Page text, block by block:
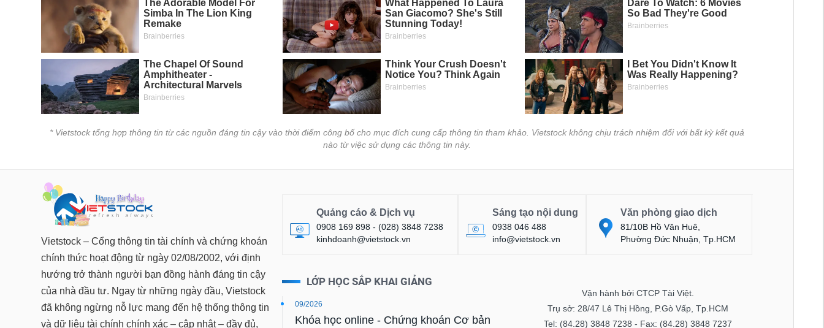
* Vietstock tổng hợp thông tin từ các nguồn đáng tin cậy vào thời điểm công bố cho mục đích cung cấp thông tin tham khảo. Vietstock không chịu trách nhiệm đối với bất kỳ kết quả
nào từ việc sử dụng các thông tin này.
Vietstock – Cổng thông tin tài chính và chứng khoán
chính thức hoạt động từ ngày 02/08/2002, với định
hướng trở thành người bạn đồng hành đáng tin cậy
của nhà đầu tư. Ngay từ những ngày đầu, Vietstock
đã không ngừng nỗ lực mang đến hệ thống thông tin
và dữ liệu tài chính chính xác – cập nhật – đầy đủ,
Quảng cáo & Dịch vụ
0908 169 898 - (028) 3848 7238
kinhdoanh@vietstock.vn
Sáng tạo nội dung
0938 046 488
info@vietstock.vn
Văn phòng giao dịch
81/10B Hồ Văn Huê,
Phường Đức Nhuận, Tp.HCM
LỚP HỌC SẮP KHAI GIẢNG
09/2026
Khóa học online - Chứng khoán Cơ bản
Vận hành bởi CTCP Tài Việt.
Trụ sở: 28/47 Lê Thị Hồng, P.Gò Vấp, Tp.HCM
Tel: (84.28) 3848 7238 - Fax: (84.28) 3848 7237